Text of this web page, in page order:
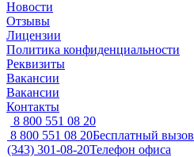
Новости
Отзывы
Лицензии
Политика конфиденциальности
Реквизиты
Вакансии
Вакансии
Контакты
8 800 551 08 20
8 800 551 08 20Бесплатный вызов
(343) 301-08-20Телефон офиса